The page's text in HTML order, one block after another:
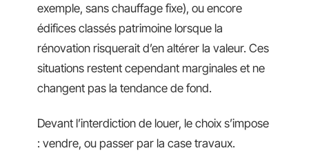
exemple, sans chauffage fixe), ou encore
édifices classés patrimoine lorsque la
rénovation risquerait d’en altérer la valeur. Ces
situations restent cependant marginales et ne
changent pas la tendance de fond.
Devant l’interdiction de louer, le choix s’impose
: vendre, ou passer par la case travaux.